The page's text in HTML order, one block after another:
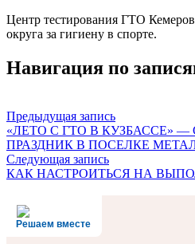
Центр тестирования ГТО
округа за гигиену в спорте.
Навигация по
Предыдущая запись
«ЛЕТО С ГТО В КУЗБАССЕ»
ПРАЗДНИК В ПОСЕЛКЕ
Следующая запись
КАК НАСТРОИТЬСЯ НА
Решаем вместе